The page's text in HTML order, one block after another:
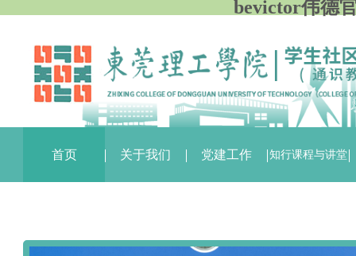
bevictor伟德
首页 关于我们 党建工作 知行课程与讲堂